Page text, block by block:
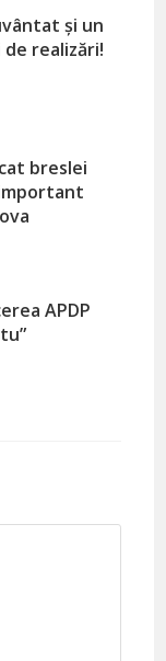
și un
de realizări!
breslei
APDP